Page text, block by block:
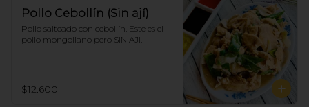
Pollo Cebollín (Sin ají)
Pollo salteado con cebollín. Este es el
pollo mongoliano pero SIN AJI.
$12.600